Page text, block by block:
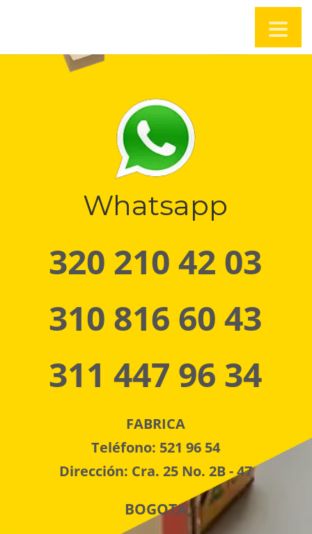
Whatsapp
320 210 42 03
310 816 60 43
311 447 96 34
FABRICA
Teléfono: 521 96 54
Dirección: Cra. 25 No. 2B - 47
BOGOTA